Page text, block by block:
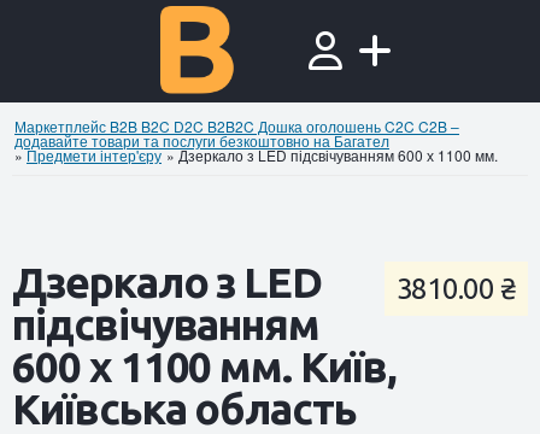
Маркетплейс B2B B2C D2C B2B2C Дошка оголошень C2C C2B –
додавайте товари та послуги безкоштовно на Багател
»Предмети інтер'єру »Дзеркало з LED підсвічуванням 600 х 1100 мм.
3810.00 ₴
Дзеркало з LED
підсвічуванням
600 х 1100 мм. Київ,
Київська область